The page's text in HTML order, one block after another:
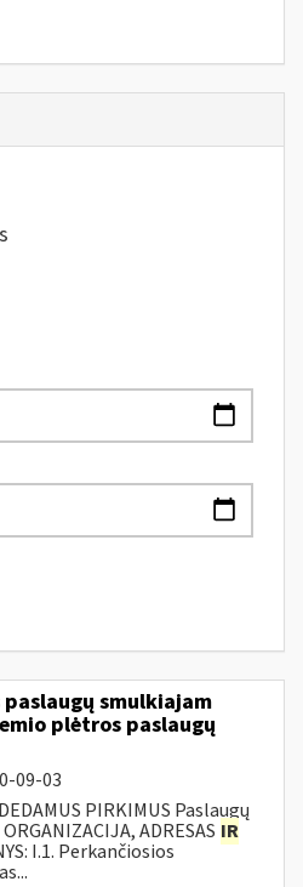
smulkiajam
plėtros paslaugų
09-03
PIRKIMUS Paslaugų
ADRESAS IR
I.1. Perkančiosios